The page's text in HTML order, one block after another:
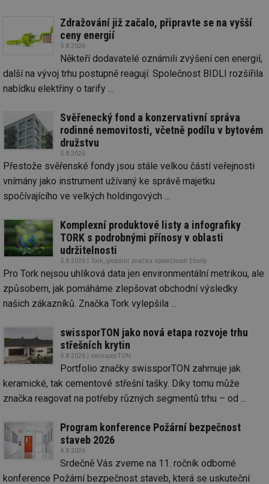
Zdražování již začalo, připravte se na vyšší
ceny energií
5.8.2026
Někteří dodavatelé oznámili zvýšení cen energií,
další na vývoj trhu postupně reagují. Společnost BIDLI rozšířila
nabídku elektřiny o tarify ...
Svěřenecký fond a konzervativní správa
rodinné nemovitosti, včetně podílu v bytovém
družstvu
5.8.2026
Přestože svěřenské fondy jsou stále velkou částí veřejnosti
vnímány jako instrument užívaný ke správě majetku
spočívajícího ve velkých holdingových ...
Komplexní produktové listy a infografiky
TORK s podrobnými přínosy v oblasti
udržitelnosti
5.8.2026 | Tork, globální značka společnosti Essity
Pro Tork nejsou uhlíková data jen environmentální metrikou, ale
způsobem, jak pomáháme zlepšovat obchodní výsledky
našich zákazníků. Značka Tork vylepšila ...
swissporTON jako nová etapa rozvoje trhu
střešních krytin
5.8.2026 | swissporTON
Portfolio značky swissporTON zahrnuje jak
keramické, tak cementové střešní tašky. Díky tomu může
značka reagovat na potřeby různých segmentů trhu – od ...
Program konference Požární bezpečnost
staveb 2026
4.8.2026
Srdečně Vás zveme na 11. ročník odborné
konference Požární bezpečnost staveb, která se uskuteční